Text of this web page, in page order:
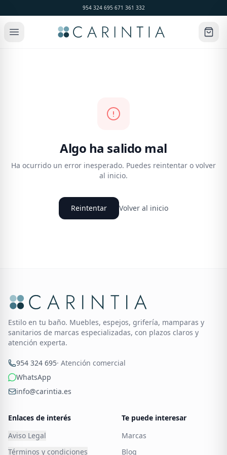
954 324 695·671 361 332
Algo ha salido mal
Ha ocurrido un error inesperado. Puedes reintentar o volver
al inicio.
Reintentar Volver al inicio
Estilo en tu baño. Muebles, espejos, grifería, mamparas y
sanitarios de marcas especializadas, con plazos claros y
atención experta.
954 324 695· Atención comercial
WhatsApp
info@carintia.es
Enlaces de interés
Aviso Legal
Términos y condiciones
Te puede interesar
Marcas
Blog